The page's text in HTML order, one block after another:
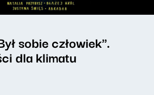
sobie człowiek".
dla klimatu